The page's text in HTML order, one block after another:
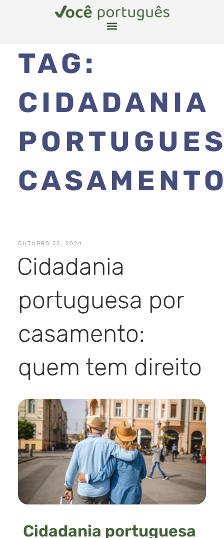
TAG:
CIDADANIA
OUTUBRO 22, 2024
Cidadania
portuguesa por
casamento:
quem tem direito
Cidadania portuguesa